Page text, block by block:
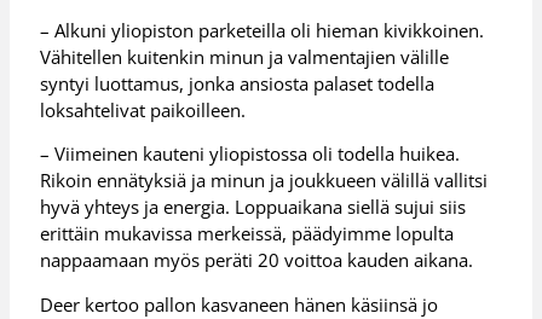
– Alkuni yliopiston parketeilla oli hieman kivikkoinen.
Vähitellen kuitenkin minun ja valmentajien välille
syntyi luottamus, jonka ansiosta palaset todella
loksahtelivat paikoilleen.
– Viimeinen kauteni yliopistossa oli todella huikea.
Rikoin ennätyksiä ja minun ja joukkueen välillä vallitsi
hyvä yhteys ja energia. Loppuaikana siellä sujui siis
erittäin mukavissa merkeissä, päädyimme lopulta
nappaamaan myös peräti 20 voittoa kauden aikana.
Deer kertoo pallon kasvaneen hänen käsiinsä jo